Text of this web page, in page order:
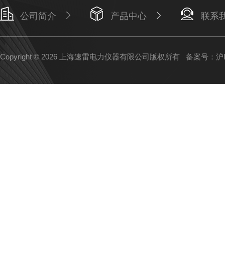
公司简介 产品中心 联系
Copyright © 2026 上海速雷电力仪器有限公司版权所有 备案号：